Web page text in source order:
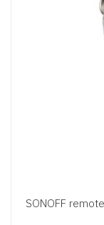
SONOFF